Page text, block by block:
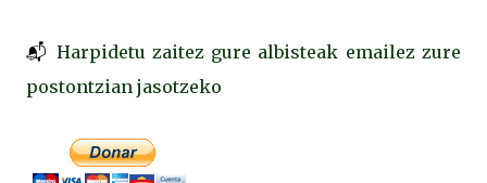
📬 Harpidetu zaitez gure albisteak emailez zure
postontzian jasotzeko